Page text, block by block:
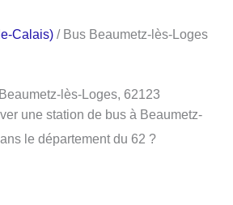
Calais) / Bus Beaumetz-lès-Loges
lès-Loges, 62123
une station de bus à Beaumetz-
le département du 62 ?